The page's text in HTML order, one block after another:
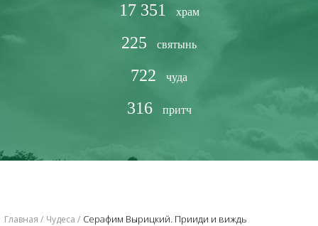
17 351 храм
225 святынь
722 чуда
316 притч
Главная Чудеса ​Серафим Вырицкий. Прииди и виждь